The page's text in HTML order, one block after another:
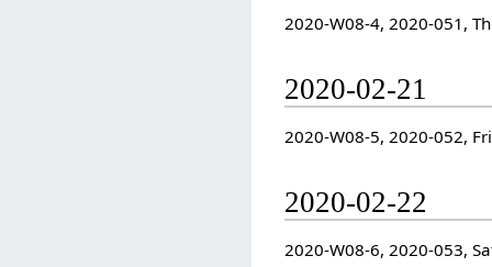
2020-W08-4, 2020-051,
2020-02-21
2020-W08-5, 2020-052, Fri
2020-02-22
2020-W08-6, 2020-053,